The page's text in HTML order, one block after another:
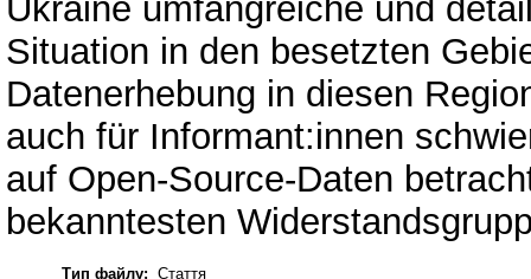
Ukraine umfangreiche und
Situation in den besetzten
Datenerhebung in diesen
auch für Informant:innen
auf Open-Source-Daten
bekanntesten
Тип файлу: Стаття